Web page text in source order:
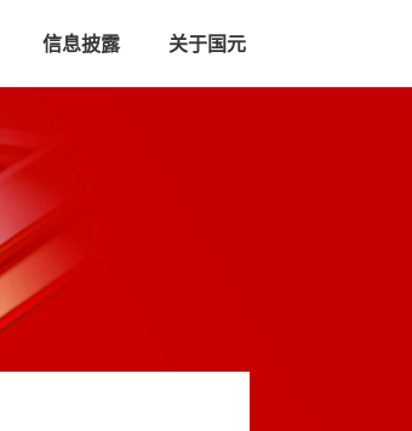
信息披露 关于国元